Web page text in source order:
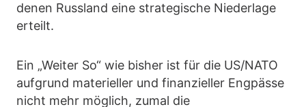
denen Russland eine strategische Niederlage
erteilt.
Ein „Weiter So“ wie bisher ist für die US/NATO
aufgrund materieller und finanzieller Engpässe
nicht mehr möglich, zumal die